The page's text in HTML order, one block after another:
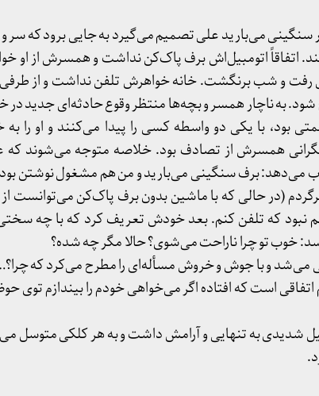
می‌بارید علی تصمیم می‌گیرد به جایی برود که سر
اتفاقاً اتومبیل‌اش برف پاک‌کن نداشت و همسرش از او
رفت و شب برنگشت. خانه خواهرش تلفن نداشت و از
به ناچار همسر و بچه‌ها منتظر وقوع حادثه‌ای جدید در
و به هر زحمتی بود، با یکی دو واسطه کسی را پیدا می‌کنند و او
همسرش از تصادف بود. خلاصه متوجه می‌شوند که
می‌‌دهد: برف سنگینی می‌بارید و من هم مشغول نوشتن
(در حالی که با ماشین بدون برف پاک‌کن می‌توانست از
نبود که تلفن کنم. بعد خودش تعریف کرد که با چه
خوب تو چرا ناراحت می‌شوی؟ حالا مگر چه شده؟
و با جوش و خروش مسأله‌ای را مطرح می‌کرد که
است که افتاده اگر می‌خواهی خودم را بیندازم توی
شدیدی به تنهایی و آرامش داشت و به هر کلکی متوسل